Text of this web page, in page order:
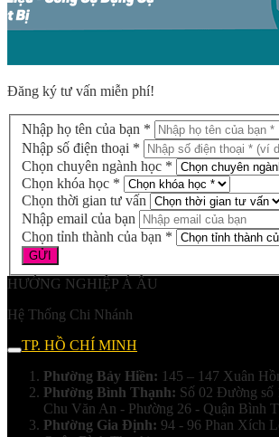
Đăng ký tư vấn miễn phí!
Nhập họ tên của bạn *
Nhập số điện thoại *
Chọn chuyên ngành học *
Chọn khóa học *
Chọn thời gian tư vấn
Nhập email của bạn
Chọn tỉnh thành của bạn *
HƯỚNG NGHIỆP Á ÂU
Hệ Thống Chi Nhánh
TP. HỒ CHÍ MINH
Phường Bảy Hiền: 145 – 147 Xuân
Phường Bình Thạnh: Số 02 Đường
Chu Văn An - Phường 26 - Quận Bình
Phường Gia Định: 94 - 96 Phan Xích